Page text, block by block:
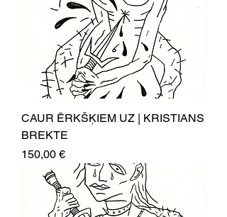
CAUR ĒRKŠĶIEM UZ | KRISTIANS
BREKTE
Price
150,00 €